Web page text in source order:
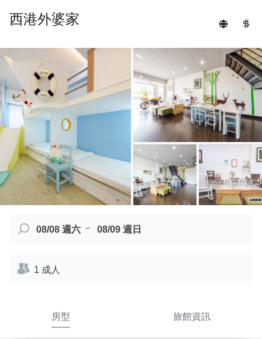
西港外婆家
08/08 週六 － 08/09 週日
1 成人
房型 旅館資訊